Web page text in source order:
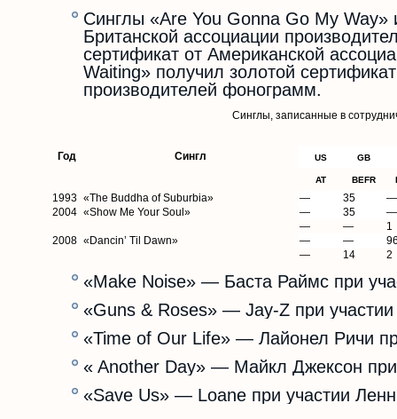
Синглы «Are You Gonna Go My Way»
Британской ассоциации
сертификат от Американской
Waiting» получил золотой
производителей фонограмм.
Синглы, записанные в
Год Сингл US GB
AT BEFR
1993 «The Buddha of Suburbia» — 35
—
2004 «Show Me Your Soul» — 35
—
—
—
1
2008 «Dancin’ Til Dawn» — —
—
14 2
«Make Noise» — Баста Раймс при
«Guns & Roses» — Jay-Z при
«Time of Our Life» — Лайонел Ричи
« Another Day» — Майкл Джексон
«Save Us» — Loane при участии